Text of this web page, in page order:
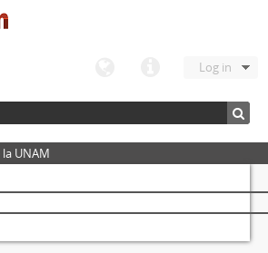
Log in
UNAM